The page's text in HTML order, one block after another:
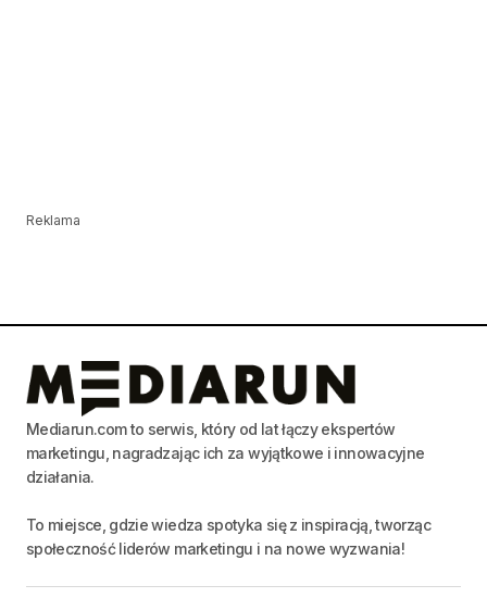
Reklama
Mediarun.com to serwis, który od lat łączy ekspertów
marketingu, nagradzając ich za wyjątkowe i innowacyjne
działania.
To miejsce, gdzie wiedza spotyka się z inspiracją, tworząc
społeczność liderów marketingu i na nowe wyzwania!